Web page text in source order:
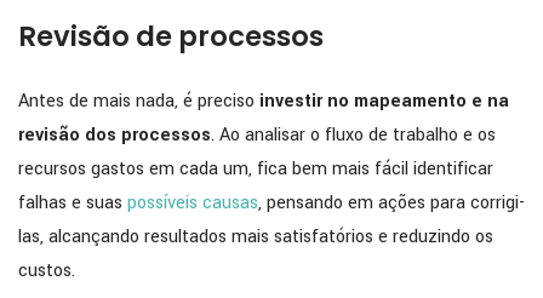
Revisão de processos
Antes de mais nada, é preciso investir no mapeamento e na
revisão dos processos. Ao analisar o fluxo de trabalho e os
recursos gastos em cada um, fica bem mais fácil identificar
falhas e suas possíveis causas, pensando em ações para corrigi-
las, alcançando resultados mais satisfatórios e reduzindo os
custos.